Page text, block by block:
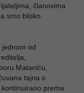
članovima
smo blisko
od
Mataniću,
tajna o
prema